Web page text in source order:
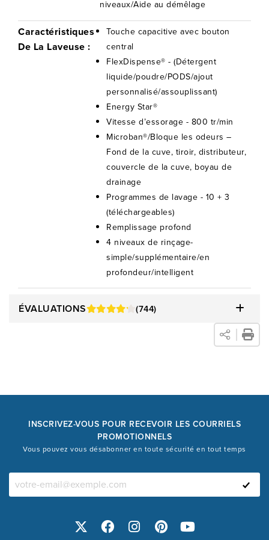
niveaux/Aide au démêlage
Caractéristiques
De La Laveuse :
Touche capacitive avec bouton
central
FlexDispense® - (Détergent
liquide/poudre/PODS/ajout
personnalisé/assouplissant)
Energy Star®
Vitesse d’essorage - 800 tr/min
Microban®/Bloque les odeurs –
Fond de la cuve, tiroir, distributeur,
couvercle de la cuve, boyau de
drainage
Programmes de lavage - 10 + 3
(téléchargeables)
Remplissage profond
4 niveaux de rinçage-
simple/supplémentaire/en
profondeur/intelligent
ÉVALUATIONS (744)
INSCRIVEZ-VOUS POUR RECEVOIR LES COURRIELS
PROMOTIONNELS
Vous pouvez vous désabonner en toute sécurité en tout temps